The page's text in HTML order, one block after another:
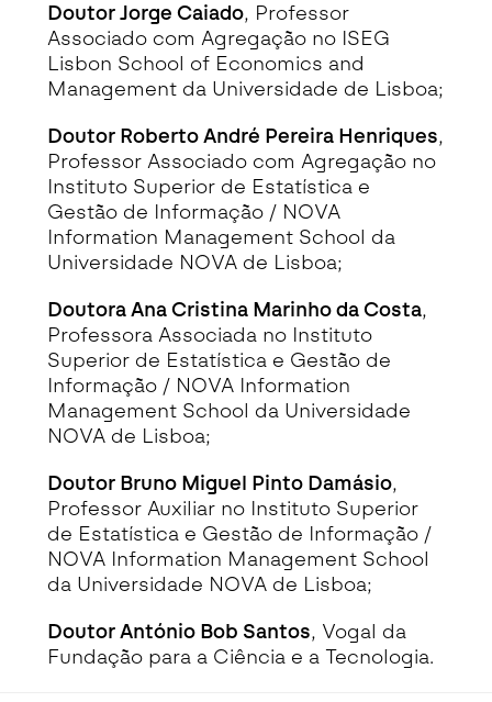
Doutor Jorge Caiado, Professor
Associado com Agregação no ISEG
Lisbon School of Economics and
Management da Universidade de Lisboa;
Doutor Roberto André Pereira Henriques,
Professor Associado com Agregação no
Instituto Superior de Estatística e
Gestão de Informação / NOVA
Information Management School da
Universidade NOVA de Lisboa;
Doutora Ana Cristina Marinho da Costa,
Professora Associada no Instituto
Superior de Estatística e Gestão de
Informação / NOVA Information
Management School da Universidade
NOVA de Lisboa;
Doutor Bruno Miguel Pinto Damásio,
Professor Auxiliar no Instituto Superior
de Estatística e Gestão de Informação /
NOVA Information Management School
da Universidade NOVA de Lisboa;
Doutor António Bob Santos, Vogal da
Fundação para a Ciência e a Tecnologia.